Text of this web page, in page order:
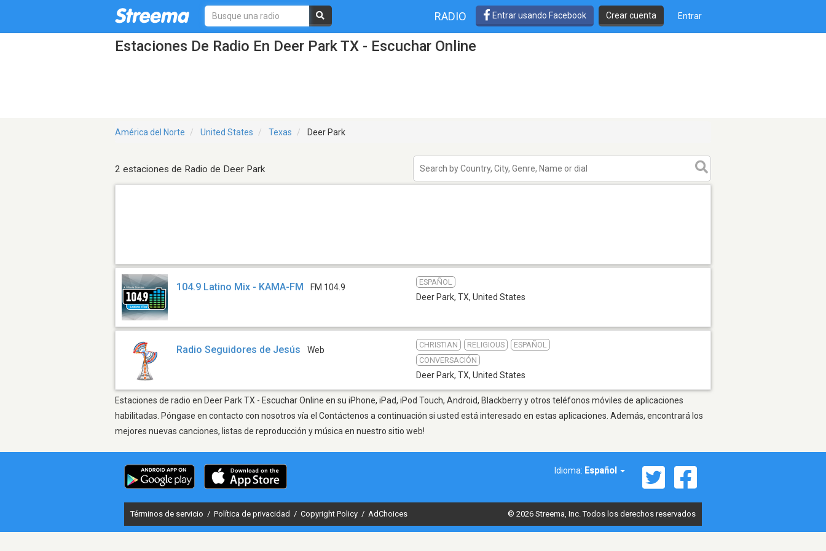
RADIO Entrar usando Facebook Crear cuenta Entrar
Estaciones De Radio En Deer Park TX - Escuchar Online
América del Norte United States Texas Deer Park
2 estaciones de Radio de Deer Park
104.9 Latino Mix - KAMA-FM FM 104.9
ESPAÑOL
Deer Park, TX, United States
Radio Seguidores de Jesús Web
CHRISTIAN RELIGIOUS
ESPAÑOL
CONVERSACIÓN
Deer Park, TX, United States
Estaciones de radio en Deer Park TX - Escuchar Online en su iPhone, iPad, iPod Touch, Android, Blackberry y otros teléfonos móviles de aplicaciones
habilitadas. Póngase en contacto con nosotros vía el Contáctenos a continuación si usted está interesado en estas aplicaciones. Además, encontrará los
mejores nuevas canciones, listas de reproducción y música en nuestro sitio web!
Idioma: Español
Términos de servicio / Política de privacidad / Copyright Policy / AdChoices © 2026 Streema, Inc. Todos los derechos reservados